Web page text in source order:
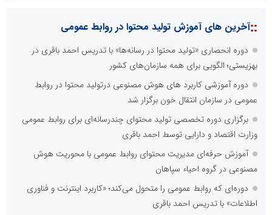
::آخرین های آموزش تولید محتوا در روابط عمومی
دوره انحصاری «تولید محتوا در رسانه‌ها» با تدریس احمد باقری در
بهزیستی؛ الگویی برای همه سازمان‌های کشور
دوره آموزشی کاربرد های هوش مصنوعی درتولید محتوا در روابط
عمومی در سازمان انتقال خون برگزار شد
برگزاری دوره تخصصی تولید محتوای چندرسانه‌ای برای روابط عمومی
وزارت اقتصاد و دارایی توسط احمد باقری
آموزش حرفه‌ای مدیریت محتوای روابط عمومی با محوریت هوش
مصنوعی در گروه احیاء سپاهان
دوره‌ای که روابط عمومی را متحول می‌کند؛ «کاربرد اینترنت و فناوری
اطلاعات» با تدریس احمد باقری